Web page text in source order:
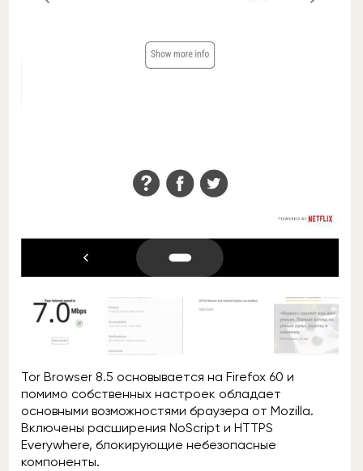
Tor Browser 8.5 основывается на Firefox 60 и
помимо собственных настроек обладает
основными возможностями браузера от Mozilla.
Включены расширения NoScript и HTTPS
Everywhere, блокирующие небезопасные
компоненты.